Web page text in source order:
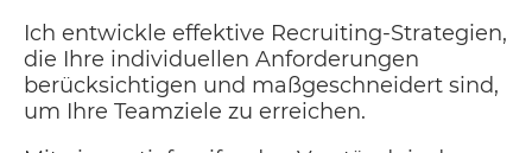
Ich entwickle effektive Recruiting-Strategien,
die Ihre individuellen Anforderungen
berücksichtigen und maßgeschneidert sind,
um Ihre Teamziele zu erreichen.